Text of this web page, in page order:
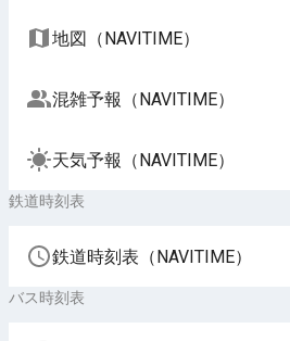
地図（NAVITIME）
混雑予報（NAVITIME）
天気予報（NAVITIME）
鉄道時刻表
鉄道時刻表（NAVITIME）
バス時刻表